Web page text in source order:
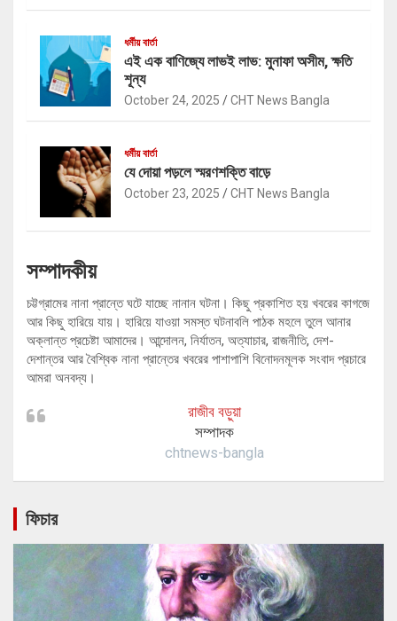
ধর্মীয় বার্তা
এই এক বাণিজ্যে লাভই লাভ: মুনাফা অসীম, ক্ষতি
শূন্য
October 24, 2025 CHT News Bangla
ধর্মীয় বার্তা
যে দোয়া পড়লে স্মরণশক্তি বাড়ে
October 23, 2025 CHT News Bangla
সম্পাদকীয়
চট্টগ্রামের নানা প্রান্তে ঘটে যাচ্ছে নানান ঘটনা। কিছু প্রকাশিত হয় খবরের কাগজে
আর কিছু হারিয়ে যায়। হারিয়ে যাওয়া সমস্ত ঘটনাবলি পাঠক মহলে তুলে আনার
অক্লান্ত প্রচেষ্টা আমাদের। আন্দোলন, নির্যাতন, অত্যাচার, রাজনীতি, দেশ-
দেশান্তর আর বৈশ্বিক নানা প্রান্তের খবরের পাশাপাশি বিনোদনমূলক সংবাদ প্রচারে
আমরা অনবদ্য।
রাজীব বড়ুয়া
সম্পাদক
chtnews-bangla
ফিচার